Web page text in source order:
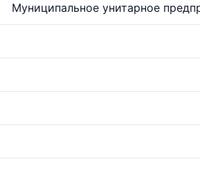
Муниципальное унитарное